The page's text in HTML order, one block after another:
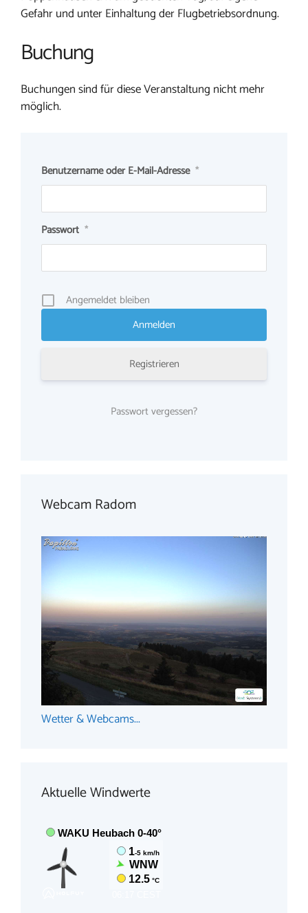
Gefahr und unter Einhaltung der Flugbetriebsordnung.
Buchung
Buchungen sind für diese Veranstaltung nicht mehr
möglich.
Benutzername oder E-Mail-Adresse *
Passwort *
Angemeldet bleiben
Registrieren
Passwort vergessen?
Webcam Radom
Wetter & Webcams...
Aktuelle Windwerte